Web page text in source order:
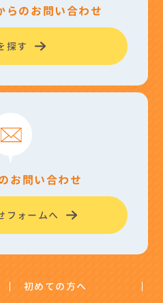
らのお問い合わせ
探す
お問い合わせ
フォームへ
初めての方へ